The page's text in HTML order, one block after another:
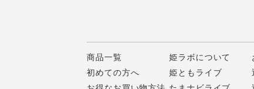
商品一覧
初めての方へ
姫ラボについて
姫ともライブ